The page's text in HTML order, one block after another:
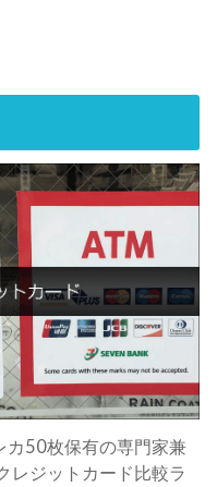
カ50枚保有の専門家兼
レジットカード比較ラ